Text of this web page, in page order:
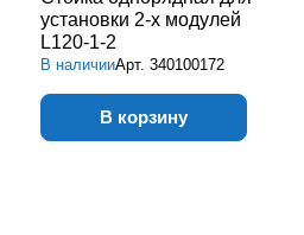
установки 2-х модулей
L120-1-2
В наличииАрт. 340100172
В корзину